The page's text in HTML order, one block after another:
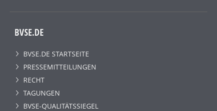
BVSE.DE
BVSE.DE STARTSEITE
PRESSEMITTEILUNGEN
RECHT
TAGUNGEN
BVSE-QUALITÄTSSIEGEL